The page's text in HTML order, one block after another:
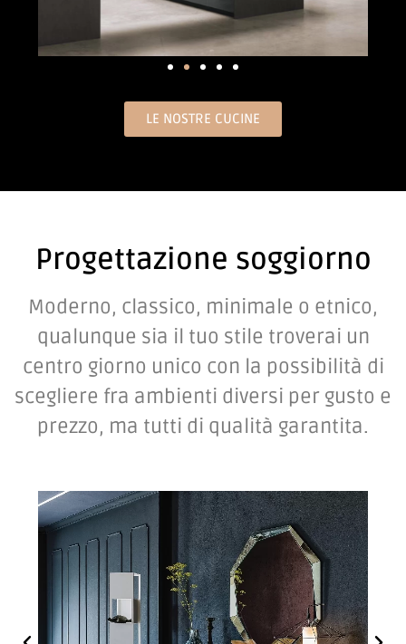
Progettazione soggiorno
Moderno, classico, minimale o etnico,
qualunque sia il tuo stile troverai un
centro giorno unico con la possibilità di
prezzo, ma tutti di qualità garantita.